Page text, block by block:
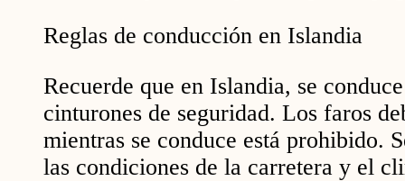
Reglas de conducción en Islandia
Recuerde que en Islandia, se
cinturones de seguridad. Los faros
mientras se conduce está prohibido.
las condiciones de la carretera y el